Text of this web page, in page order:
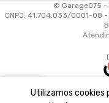
© Garage075 -
CNPJ: 41.704.033/0001-08 -
Utilizamos cookies